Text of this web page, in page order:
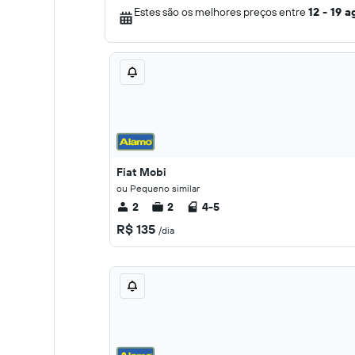
Estes são os melhores preços entre12 - 19
Fiat Mobi
ou Pequeno similar
2 2 4-5
R$ 135 /dia